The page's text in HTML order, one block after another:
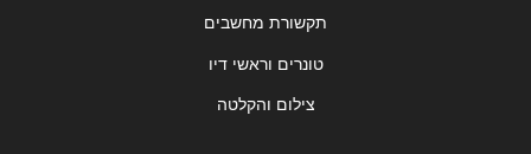
תקשורת מחשבים
טונרים וראשי דיו
צילום והקלטה